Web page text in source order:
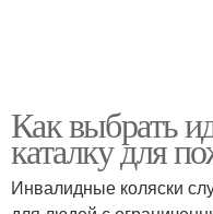
Как выбрать
каталку для
Инвалидные коляски